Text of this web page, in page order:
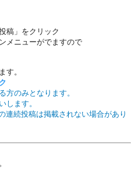
稿」をクリック
メニューがでますので
す。
のみとなります。
します。
続投稿は掲載されない場合があり